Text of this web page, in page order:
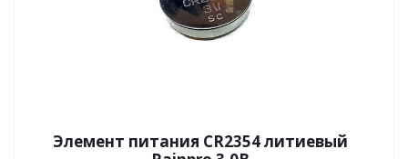
Элемент питания CR2354 литиевый